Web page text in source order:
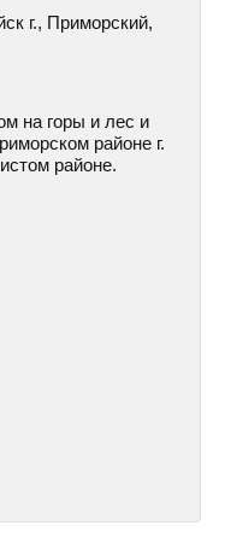
г., Приморский,
на горы и лес и
районе г.
районе.